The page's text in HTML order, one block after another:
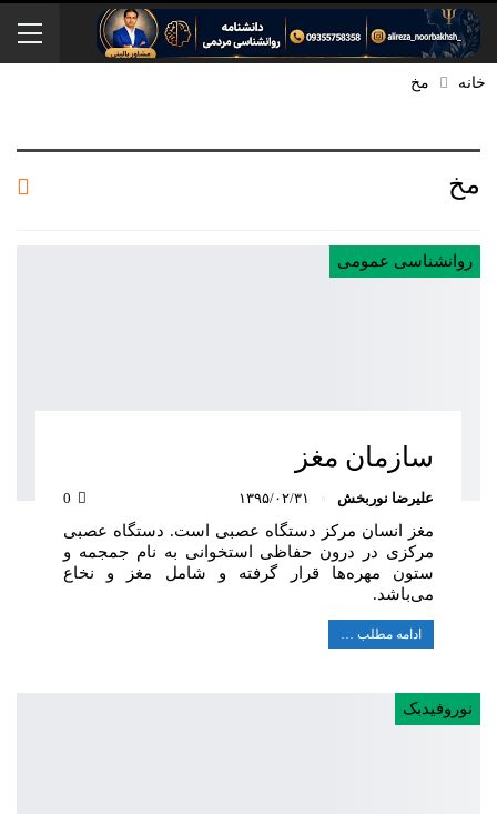
خانه مخ
مخ
روانشناسی عمومی
سازمان مغز
علیرضا نوربخش ۱۳۹۵/۰۲/۳۱
مغز انسان مرکز دستگاه عصبی است. دستگاه عصبی
مرکزی در درون حفاظی استخوانی به نام جمجمه و
ستون مهره‌ها قرار گرفته و شامل مغز و نخاع
می‌باشد.
ادامه مطلب …
نوروفیدبک